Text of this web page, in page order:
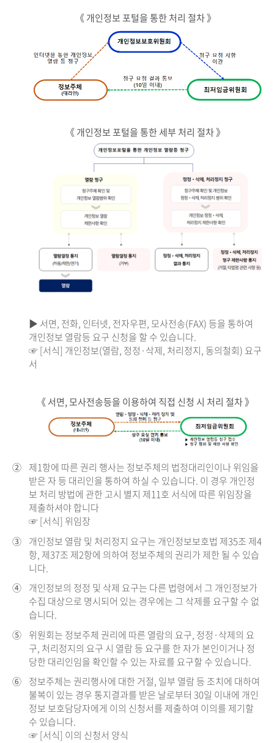
《 개인정보 포털을 통한 처리 절차 》
《 개인정보 포털을 통한 세부 처리 절차 》
▶ 서면, 전화, 인터넷, 전자우편, 모사전송(FAX) 등을 통하여
개인정보 열람등 요구 신청을 할 수 있습니다.
☞ [서식] 개인정보(열람, 정정·삭제, 처리정지, 동의철회) 요구
서
《 서면, 모사전송등을 이용하여 직접 신청 시 처리 절차 》
② 제1항에 따른 권리 행사는 정보주체의 법정대리인이나 위임을
받은 자 등 대리인을 통하여 하실 수 있습니다. 이 경우 개인정
보 처리 방법에 관한 고시 별지 제11호 서식에 따른 위임장을
제출하셔야 합니다
☞ [서식] 위임장
③ 개인정보 열람 및 처리정지 요구는 개인정보보호법 제35조 제4
항, 제37조 제2항에 의하여 정보주체의 권리가 제한 될 수 있습
니다.
④ 개인정보의 정정 및 삭제 요구는 다른 법령에서 그 개인정보가
수집 대상으로 명시되어 있는 경우에는 그 삭제를 요구할 수 없
습니다.
⑤ 위원회는 정보주체 권리에 따른 열람의 요구, 정정·삭제의 요
구, 처리정지의 요구 시 열람 등 요구를 한 자가 본인이거나 정
당한 대리인임을 확인할 수 있는 자료를 요구할 수 있습니다.
⑥ 정보주체는 권리행사에 대한 거절, 일부 열람 등 조치에 대하여
불복이 있는 경우 통지결과를 받은 날로부터 30일 이내에 개인
정보 보호담당자에게 이의 신청서를 제출하여 이의를 제기할
수 있습니다.
☞ [서식] 이의 신청서 양식